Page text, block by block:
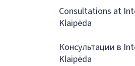
Consultations at
Klaipėda
Консультации в
Klaipėda